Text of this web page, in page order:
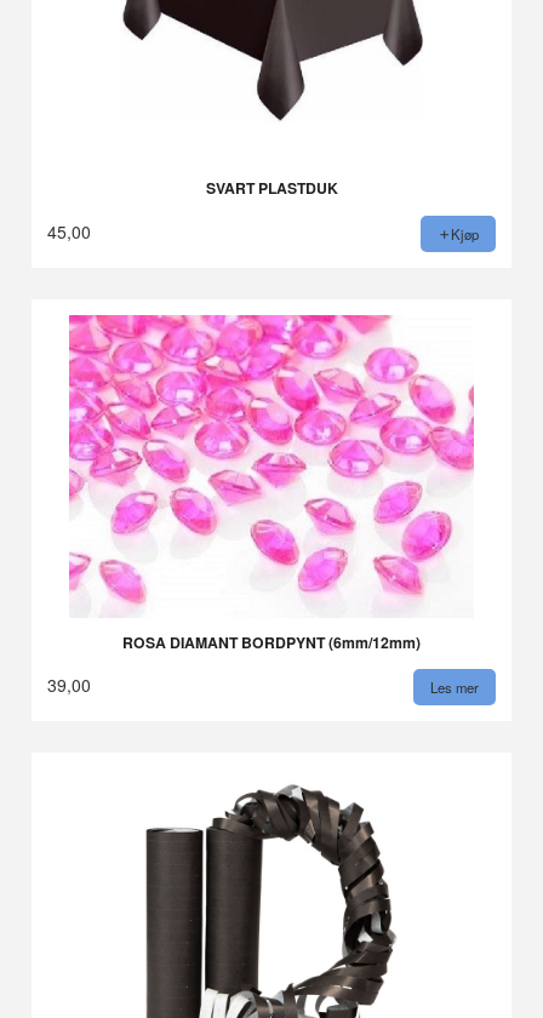
SVART PLASTDUK
45,00 Kjøp
ROSA DIAMANT BORDPYNT (6mm/12mm)
39,00 Les mer